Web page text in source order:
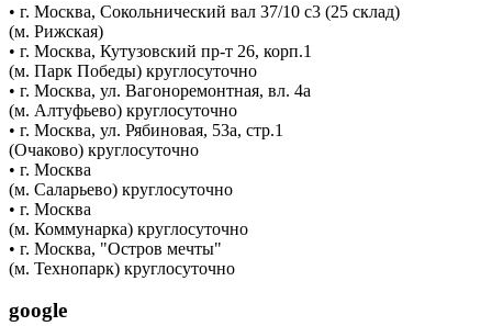
• г. Москва, Сокольнический вал 37/10 с3 (25 склад)
(м. Рижская)
• г. Москва, Кутузовский пр-т 26, корп.1
(м. Парк Победы) круглосуточно
• г. Москва, ул. Вагоноремонтная, вл. 4а
(м. Алтуфьево) круглосуточно
• г. Москва, ул. Рябиновая, 53а, стр.1
(Очаково) круглосуточно
• г. Москва
(м. Саларьево) круглосуточно
• г. Москва
(м. Коммунарка) круглосуточно
• г. Москва, "Остров мечты"
(м. Технопарк) круглосуточно
google